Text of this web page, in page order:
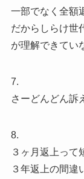
一部でなく全額
だからしらけ世
が理解できてい
7.
さーどんどん訴
8.
３ヶ月返上って
３年返上の間違